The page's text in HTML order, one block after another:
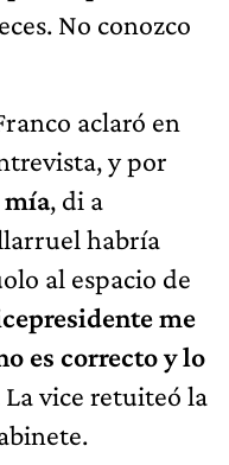
No conozco
aclaró en
y por
, di a
habría
al espacio de
me
es correcto y lo
La vice retuiteó la